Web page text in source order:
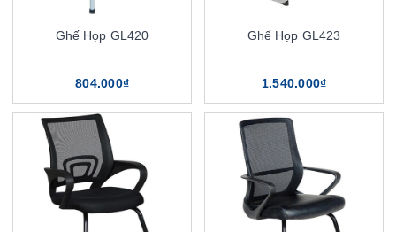
Ghế Họp GL420
804.000₫
Ghế Họp GL423
1.540.000₫